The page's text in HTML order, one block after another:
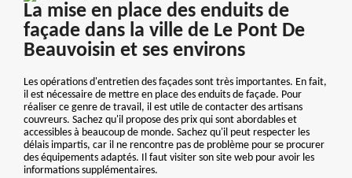
La mise en place des enduits de
façade dans la ville de Le Pont De
Beauvoisin et ses environs
Les opérations d'entretien des façades sont très importantes. En fait,
il est nécessaire de mettre en place des enduits de façade. Pour
réaliser ce genre de travail, il est utile de contacter des artisans
couvreurs. Sachez qu'il propose des prix qui sont abordables et
accessibles à beaucoup de monde. Sachez qu'il peut respecter les
délais impartis, car il ne rencontre pas de problème pour se procurer
des équipements adaptés. Il faut visiter son site web pour avoir les
informations supplémentaires.